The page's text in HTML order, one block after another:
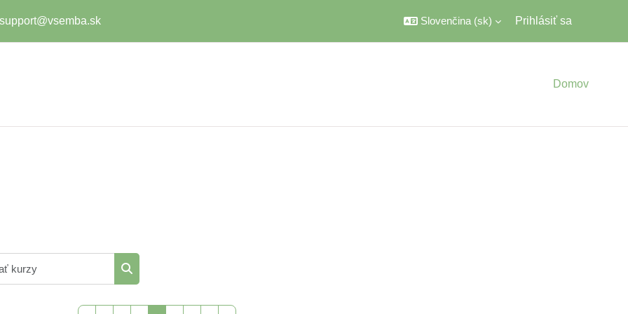
Slovenčina ‎(sk)‎ Prihlásiť sa
Domov
Vyhľadať kurzy